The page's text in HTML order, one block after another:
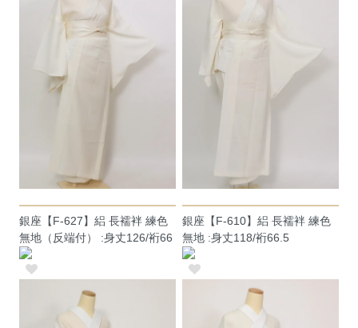
銀座【F-627】絽 長襦袢 練色
無地（反端付） :身丈126/裄66
銀座【F-610】絽 長襦袢 練色
無地 :身丈118/裄66.5